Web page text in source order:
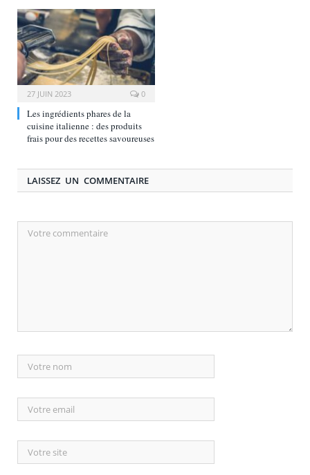
27 JUIN 2023 0
Les ingrédients phares de la
cuisine italienne : des produits
frais pour des recettes savoureuses
LAISSEZ UN COMMENTAIRE